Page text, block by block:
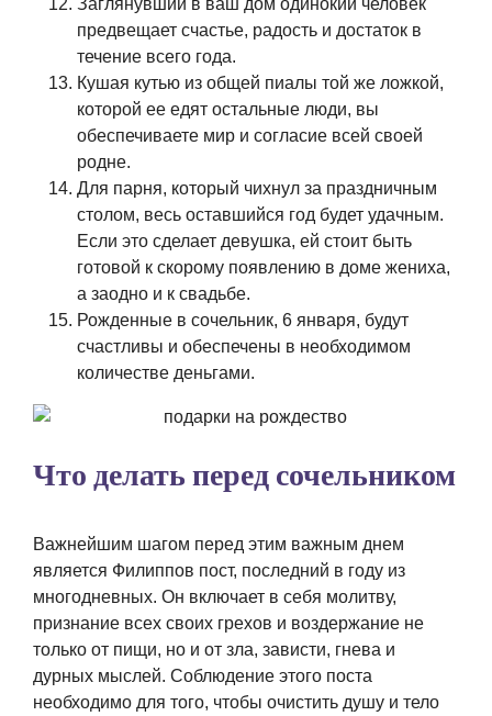
предвещает счастье, радость и достаток в
течение всего года.
Кушая кутью из общей пиалы той же ложкой,
которой ее едят остальные люди, вы
обеспечиваете мир и согласие всей своей
родне.
Для парня, который чихнул за праздничным
столом, весь оставшийся год будет удачным.
Если это сделает девушка, ей стоит быть
готовой к скорому появлению в доме жениха,
а заодно и к свадьбе.
Рожденные в сочельник, 6 января, будут
счастливы и обеспечены в необходимом
количестве деньгами.
Что делать перед сочельником
Важнейшим шагом перед этим важным днем
является Филиппов пост, последний в году из
многодневных. Он включает в себя молитву,
признание всех своих грехов и воздержание не
только от пищи, но и от зла, зависти, гнева и
дурных мыслей. Соблюдение этого поста
необходимо для того, чтобы очистить душу и тело